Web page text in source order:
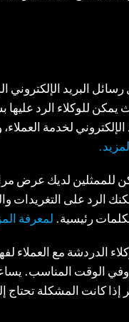
البريد الإلكتروني
يمكن للوكلاء الرد
لخدمة
للممثلين لديك عرض
الرد على
رئيسية. لمعرفة
الدردشة مع العملاء
الوقت المناسب.
كانت المشكلة تحتاج